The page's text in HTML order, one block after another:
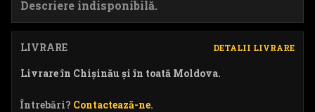
Descriere indisponibilă.
LIVRARE DETALII LIVRARE
Livrare în Chișinău și în toată Moldova.
Întrebări? Contactează-ne.